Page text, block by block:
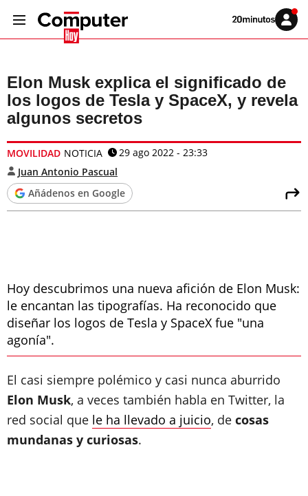
Volver
Iniciar
sesión
Elon Musk explica el significado de
los logos de Tesla y SpaceX, y revela
algunos secretos
MOVILIDAD NOTICIA
29 ago 2022 - 23:33
Juan Antonio Pascual
Añádenos en Google
Hoy descubrimos una nueva afición de Elon Musk:
le encantan las tipografías. Ha reconocido que
diseñar los logos de Tesla y SpaceX fue "una
agonía".
El casi siempre polémico y casi nunca aburrido
Elon Musk, a veces también habla en Twitter, la
red social que le ha llevado a juicio, de cosas
mundanas y curiosas.